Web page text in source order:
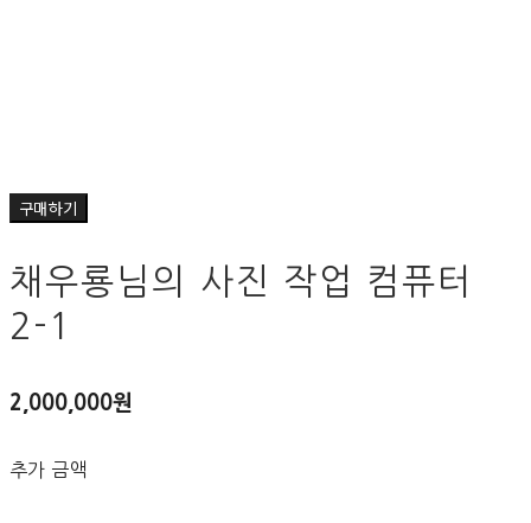
구매하기
채우룡님의 사진 작업 컴퓨터
2-1
2,000,000원
추가 금액